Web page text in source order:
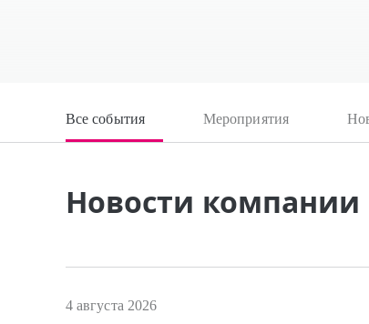
Все события Мероприятия
Новости компании
4 августа 2026